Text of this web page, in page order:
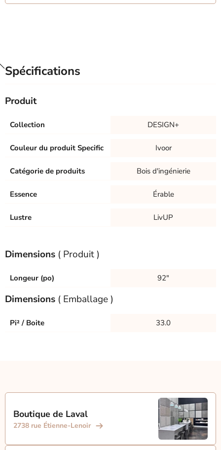
Spécifications
Produit
Collection DESIGN+
Couleur du produit Specific Ivoor
Catégorie de produits Bois d'ingénierie
Essence Érable
Lustre LivUP
Dimensions ( Produit )
Longeur (po) 92"
Dimensions ( Emballage )
Pi² / Boite 33.0
Boutique de Laval
2738 rue Étienne-Lenoir